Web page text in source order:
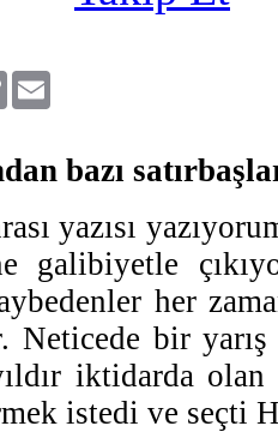
Copy
Link
bazı
yazısı
galibiyetle
her
Neticede bir
iktidarda olan
istedi ve seçti